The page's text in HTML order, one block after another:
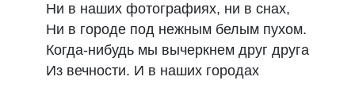
Ни в наших фотографиях, ни в снах,
Ни в городе под нежным белым пухом.
Когда-нибудь мы вычеркнем друг друга
Из вечности. И в наших городах